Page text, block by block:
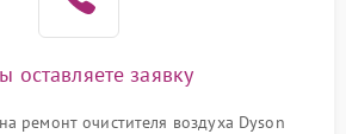
оставляете заявку
ремонт очистителя воздуха Dyson